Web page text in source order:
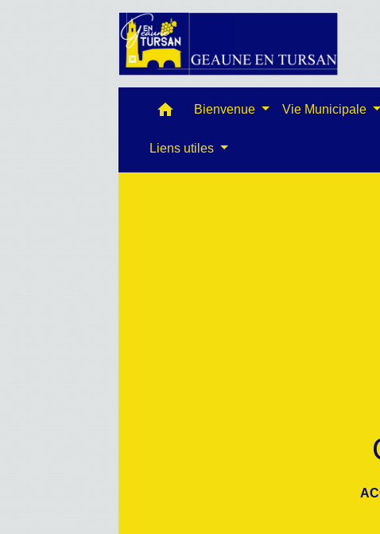
home Bienvenue Vie Municipale
Liens utiles